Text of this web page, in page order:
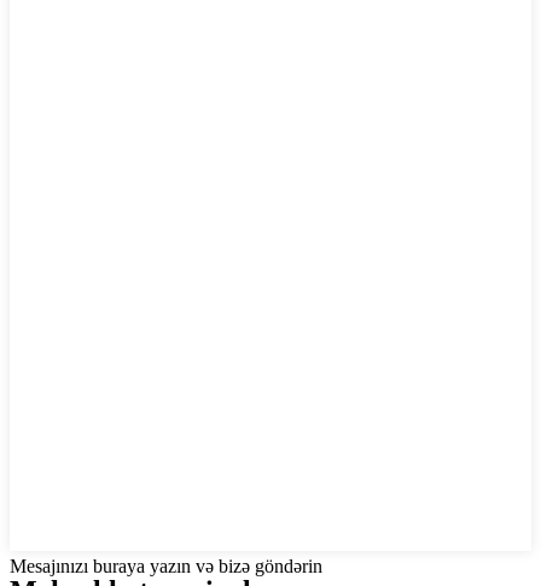
Mesajınızı buraya yazın və bizə göndərin